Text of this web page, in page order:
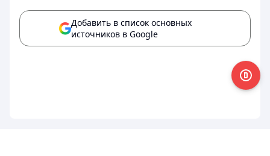
Добавить в список основных
источников в Google